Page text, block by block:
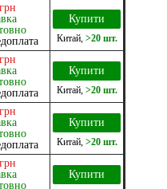
грн
Купити
Китай, >20 шт.
грн
Купити
Китай, >20 шт.
грн
Купити
Китай, >20 шт.
грн
Купити